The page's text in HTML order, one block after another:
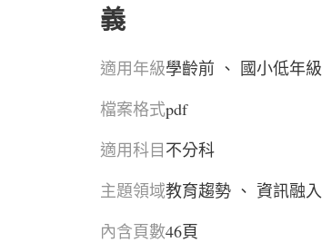
義
適用年級學齡前 、 國小低年
檔案格式pdf
適用科目不分科
主題領域教育趨勢 、 資訊融
內含頁數46頁